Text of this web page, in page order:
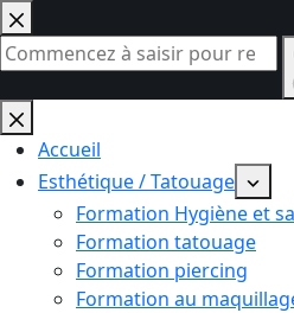
Passer
au
contenu
Aucun
résultatAccueil
Esthétique / Tatouage
Formation Hygiène et
Formation tatouage
Formation piercing
Formation au